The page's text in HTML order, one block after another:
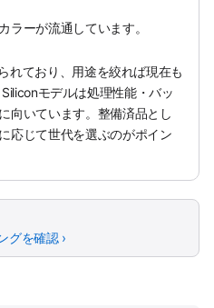
ラーが流通しています。
れており、用途を絞れば現在も
モデルは処理性能・バッ
向いています。整備済品とし
応じて世代を選ぶのがポイン
グを確認 ›